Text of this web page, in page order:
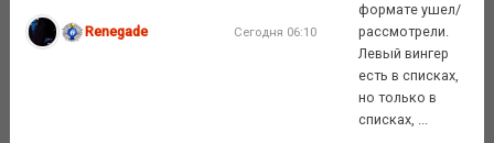
Renegade Сегодня 06:10
формате ушел/
рассмотрели.
Левый вингер
есть в списках,
но только в
списках, ...